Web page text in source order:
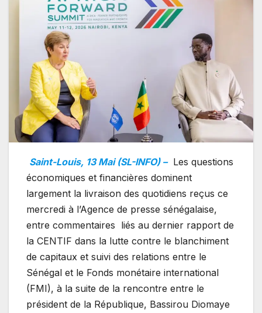
Saint-Louis, 13 Mai (SL-INFO) – Les questions
économiques et financières dominent
largement la livraison des quotidiens reçus ce
mercredi à l’Agence de presse sénégalaise,
entre commentaires liés au dernier rapport de
la CENTIF dans la lutte contre le blanchiment
de capitaux et suivi des relations entre le
Sénégal et le Fonds monétaire international
(FMI), à la suite de la rencontre entre le
président de la République, Bassirou Diomaye